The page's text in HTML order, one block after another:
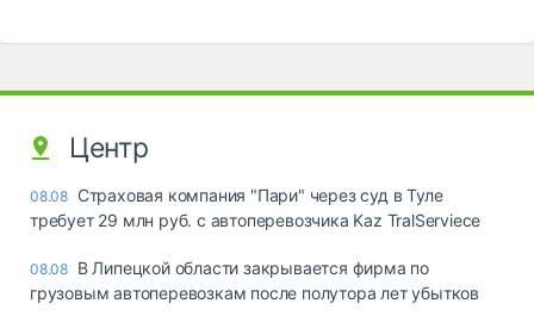
Центр
08.08 Страховая компания "Пари" через суд в Туле
требует 29 млн руб. с автоперевозчика Kaz TralServiece
08.08 В Липецкой области закрывается фирма по
грузовым автоперевозкам после полутора лет убытков